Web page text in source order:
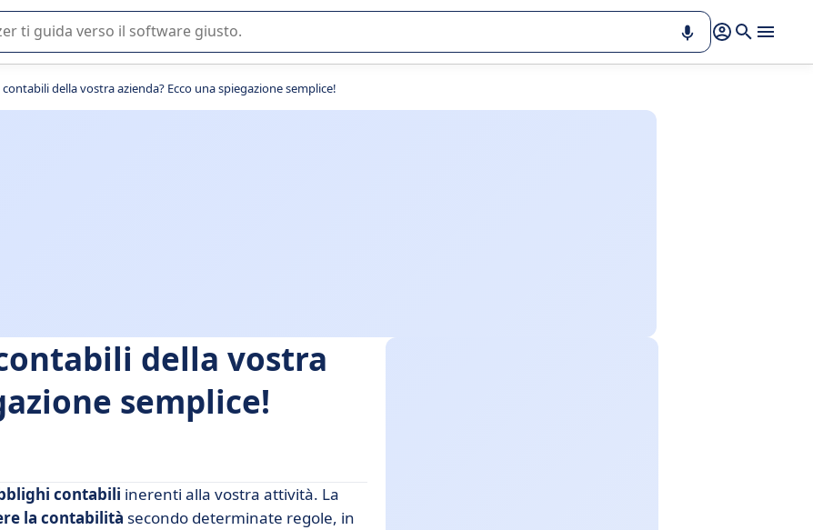
scelta di un software SaaS per la vostra azienda.
della vostra azienda? Ecco una spiegazione semplice!
della vostra
semplice!
contabili inerenti alla vostra attività. La
la contabilità secondo determinate regole, in